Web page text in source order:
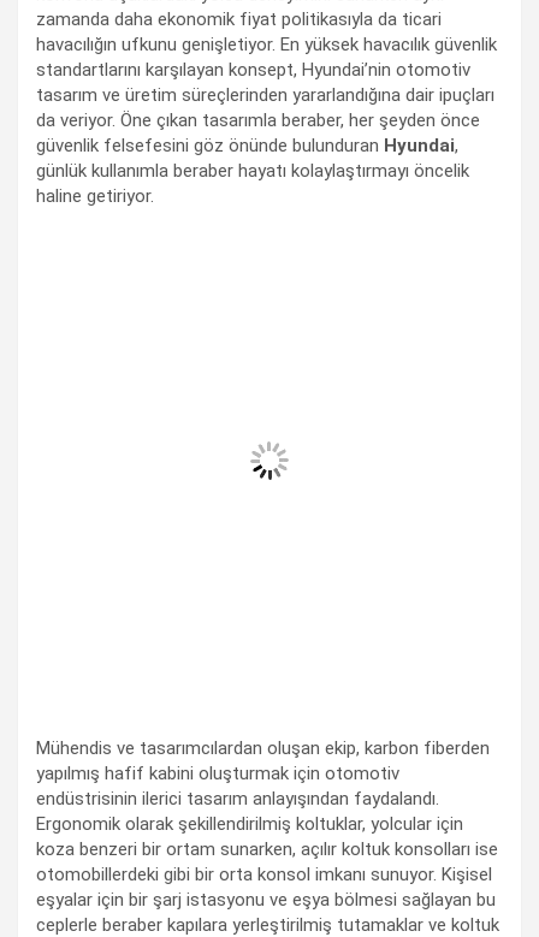
zamanda daha ekonomik fiyat politikasıyla da ticari
havacılığın ufkunu genişletiyor. En yüksek havacılık güvenlik
standartlarını karşılayan konsept, Hyundai’nin otomotiv
tasarım ve üretim süreçlerinden yararlandığına dair ipuçları
da veriyor. Öne çıkan tasarımla beraber, her şeyden önce
güvenlik felsefesini göz önünde bulunduran Hyundai,
günlük kullanımla beraber hayatı kolaylaştırmayı öncelik
haline getiriyor.
Mühendis ve tasarımcılardan oluşan ekip, karbon fiberden
yapılmış hafif kabini oluşturmak için otomotiv
endüstrisinin ilerici tasarım anlayışından faydalandı.
Ergonomik olarak şekillendirilmiş koltuklar, yolcular için
koza benzeri bir ortam sunarken, açılır koltuk konsolları ise
otomobillerdeki gibi bir orta konsol imkanı sunuyor. Kişisel
eşyalar için bir şarj istasyonu ve eşya bölmesi sağlayan bu
ceplerle beraber kapılara yerleştirilmiş tutamaklar ve koltuk